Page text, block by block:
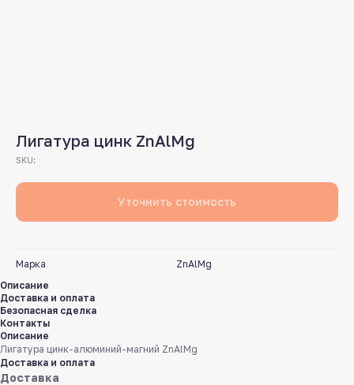
Лигатура цинк ZnAlMg
SKU:
Уточнить стоимость
Марка
ZnAlMg
Описание
Доставка и оплата
Безопасная сделка
Контакты
Описание
Лигатура цинк-алюминий-магний ZnAlMg
Доставка и оплата
Доставка